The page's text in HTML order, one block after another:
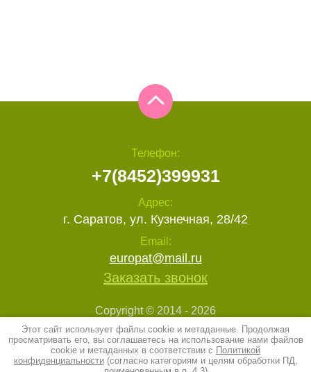
Телефон:
+7(8452)399931
Адрес:
г. Саратов, ул. Кузнечная, 28/42
Email:
europat@mail.ru
Заказать звонок
Copyright © 2014 - 2026
ЕВРОПА-ТУР
Политика конфиденциальности
создать интернет магазинв megagroup.ru
Этот сайт использует файлы cookie и метаданные. Продолжая
просматривать его, вы соглашаетесь на использование нами файлов
cookie и метаданных в соответствии с Политикой
конфиденциальности(согласно категориям и целям обработки ПД,